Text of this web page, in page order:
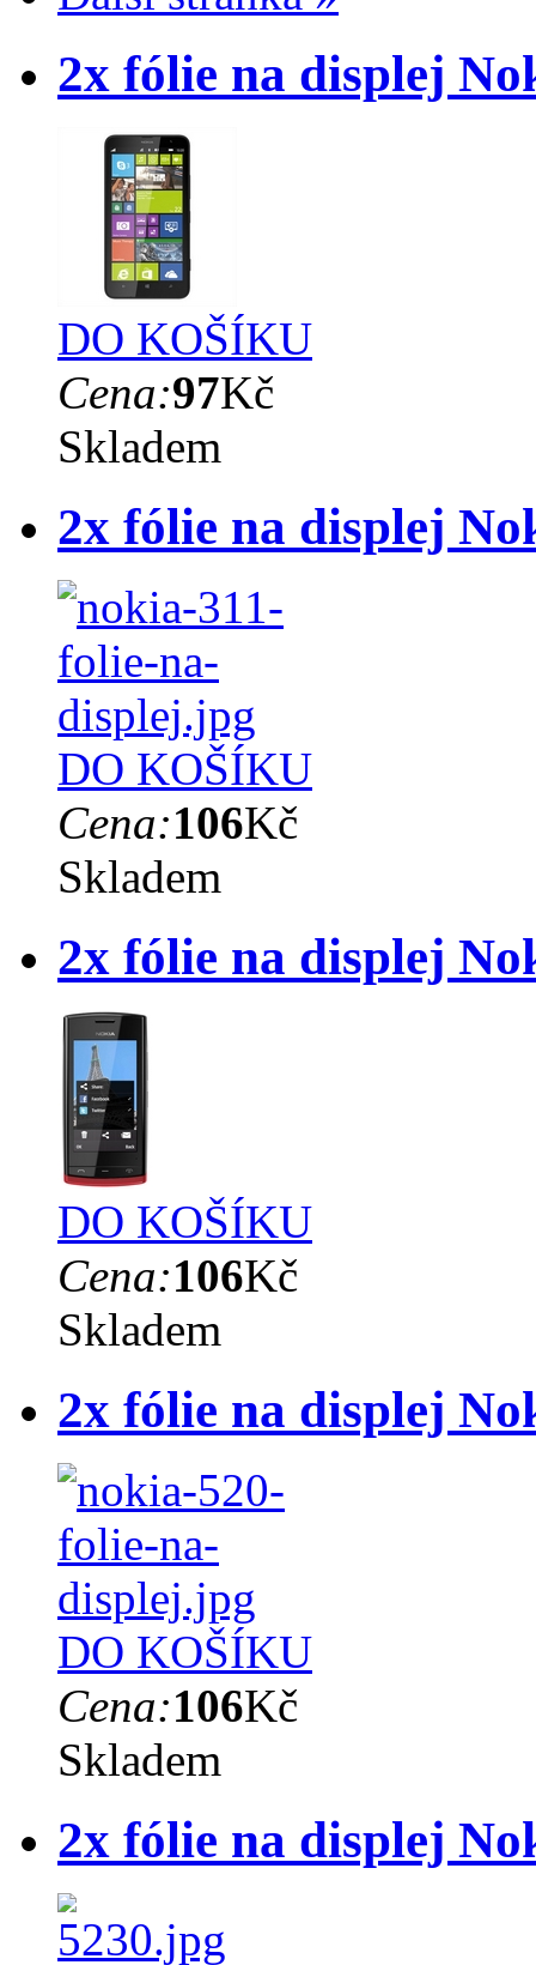
2x fólie na displej
DO KOŠÍKU
Cena:97Kč
Skladem
2x fólie na displej
DO KOŠÍKU
Cena:106Kč
Skladem
2x fólie na displej
DO KOŠÍKU
Cena:106Kč
Skladem
2x fólie na displej
DO KOŠÍKU
Cena:106Kč
Skladem
2x fólie na displej